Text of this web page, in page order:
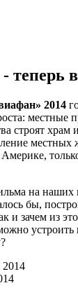
2014
местные
строят храм
местных
на наших
бы,
и зачем из
устроить